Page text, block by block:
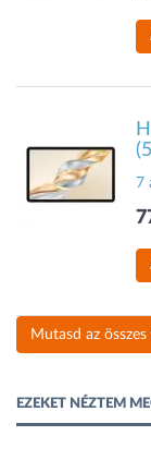
7
Mutasd az
EZEKET NÉZTEM